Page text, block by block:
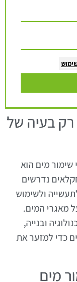
רק בעיה של
שימור מים הוא
נדרשים
ולשימוש
מאגרי המים.
ובנייה,
כדי למזער את
מים